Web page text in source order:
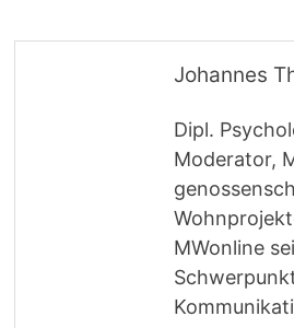
Johannes
Dipl.
Moderator,
MWonline